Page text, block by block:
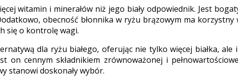
witamin i minerałów niż jego biały odpowiednik. Jest
obecność błonnika w ryżu brązowym ma
się o kontrolę wagi.
dla ryżu białego, oferując nie tylko więcej białka,
on cennym składnikiem zrównoważonej i
stanowi doskonały wybór.